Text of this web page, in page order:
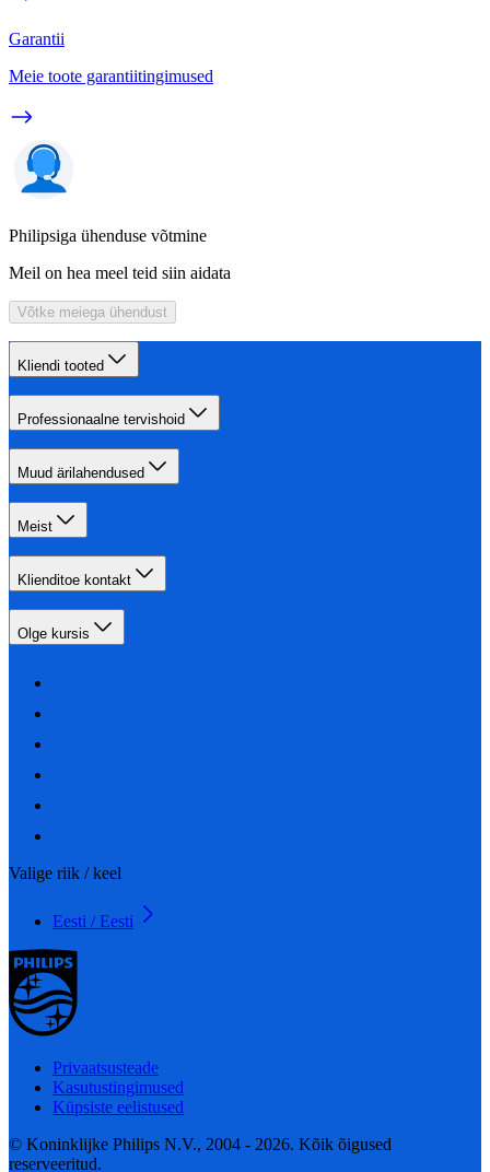
Garantii
Meie toote garantiitingimused
Philipsiga ühenduse võtmine
Meil on hea meel teid siin aidata
Võtke meiega ühendust
Kliendi tooted
Professionaalne tervishoid
Muud ärilahendused
Meist
Klienditoe kontakt
Olge kursis
Valige riik / keel
Eesti / Eesti
Privaatsusteade
Kasutustingimused
Küpsiste eelistused
© Koninklijke Philips N.V., 2004 - 2026. Kõik õigused
reserveeritud.